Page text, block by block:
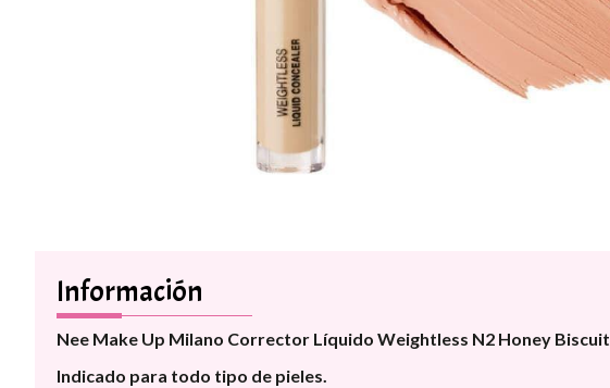
Información
Nee Make Up Milano Corrector Líquido Weightless N2 Honey Biscuit
Indicado para todo tipo de pieles.